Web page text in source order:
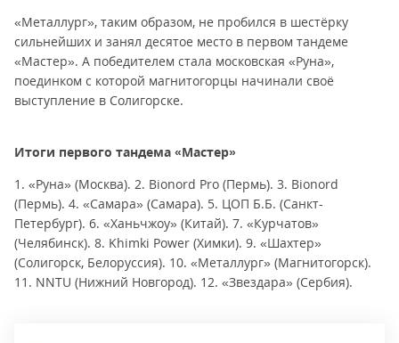
«Металлург», таким образом, не пробился в шестёрку
сильнейших и занял десятое место в первом тандеме
«Мастер». А победителем стала московская «Руна»,
поединком с которой магнитогорцы начинали своё
выступление в Солигорске.
Итоги первого тандема «Мастер»
1. «Руна» (Москва). 2. Bionord Pro (Пермь). 3. Bionord
(Пермь). 4. «Самара» (Самара). 5. ЦОП Б.Б. (Санкт-
Петербург). 6. «Ханьчжоу» (Китай). 7. «Курчатов»
(Челябинск). 8. Khimki Power (Химки). 9. «Шахтер»
(Солигорск, Белоруссия). 10. «Металлург» (Магнитогорск).
11. NNTU (Нижний Новгород). 12. «Звездара» (Сербия).